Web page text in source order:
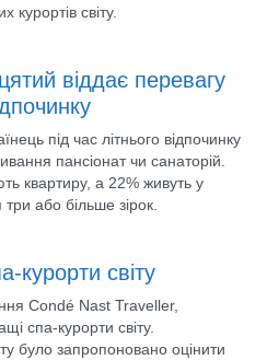
курортів світу.
віддає перевагу
під час літнього відпочинку
пансіонат чи санаторій.
квартиру, а 22% живуть у
три або більше зірок.
курорти світу
Condé Nast Traveller,
спа-курорти світу.
було запропоновано оцінити